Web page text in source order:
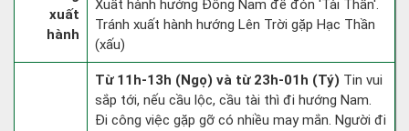
xuất
hành
Xuất hành hướng Đông Nam để đón 'Tài Thần'.
Tránh xuất hành hướng Lên Trời gặp Hạc Thần
(xấu)
Từ 11h-13h (Ngọ) và từ 23h-01h (Tý) Tin vui
sắp tới, nếu cầu lộc, cầu tài thì đi hướng Nam.
Đi công việc gặp gỡ có nhiều may mắn. Người đi